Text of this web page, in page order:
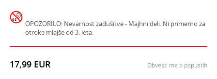
OPOZORILO: Nevarnost zadušitve - Majhni deli. Ni primerno za
otroke mlajše od 3. leta.
17,99 EUR Obvesti me o popustih